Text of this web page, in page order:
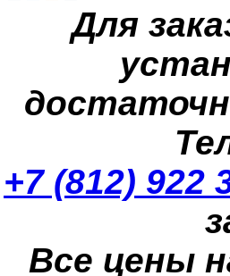
Для
+7 (812) 922
Все цены